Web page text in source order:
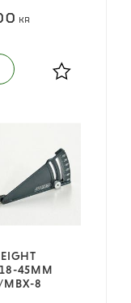
KR
Lägg till i
45MM
MBX-8